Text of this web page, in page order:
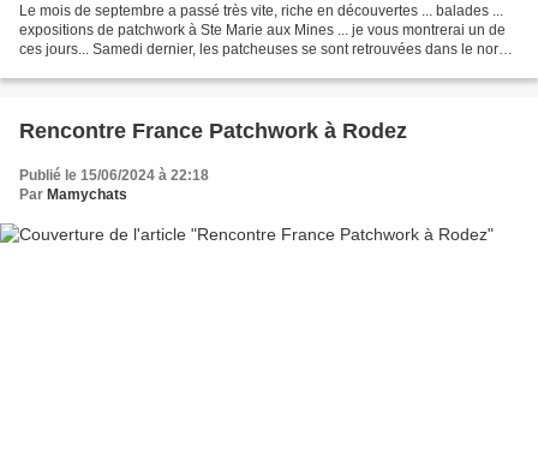
Le mois de septembre a passé très vite, riche en découvertes ... balades ...
expositions de patchwork à Ste Marie aux Mines ... je vous montrerai un de
ces jours... Samedi dernier, les patcheuses se sont retrouvées dans le nord
Rencontre France Patchwork à Rodez
Publié le 15/06/2024 à 22:18
Par Mamychats